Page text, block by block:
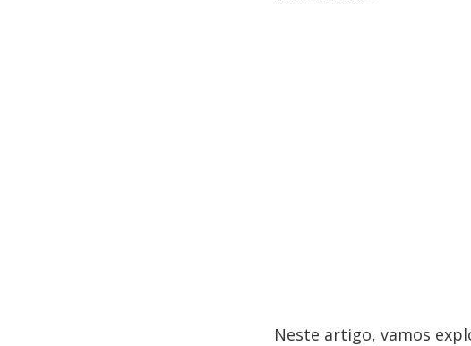
Neste artigo, vamos